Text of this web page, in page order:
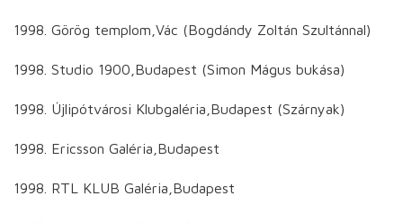
1998. Görög templom,Vác (Bogdándy Zoltán Szultánnal)
1998. Studio 1900,Budapest (Simon Mágus bukása)
1998. Újlipótvárosi Klubgaléria,Budapest (Szárnyak)
1998. Ericsson Galéria,Budapest
1998. RTL KLUB Galéria,Budapest